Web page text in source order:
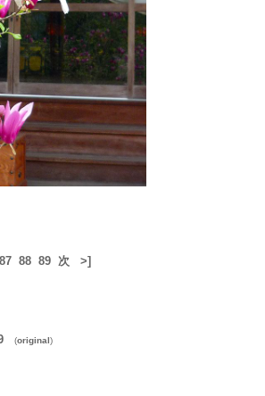
87 88 89 次 >]
(original)